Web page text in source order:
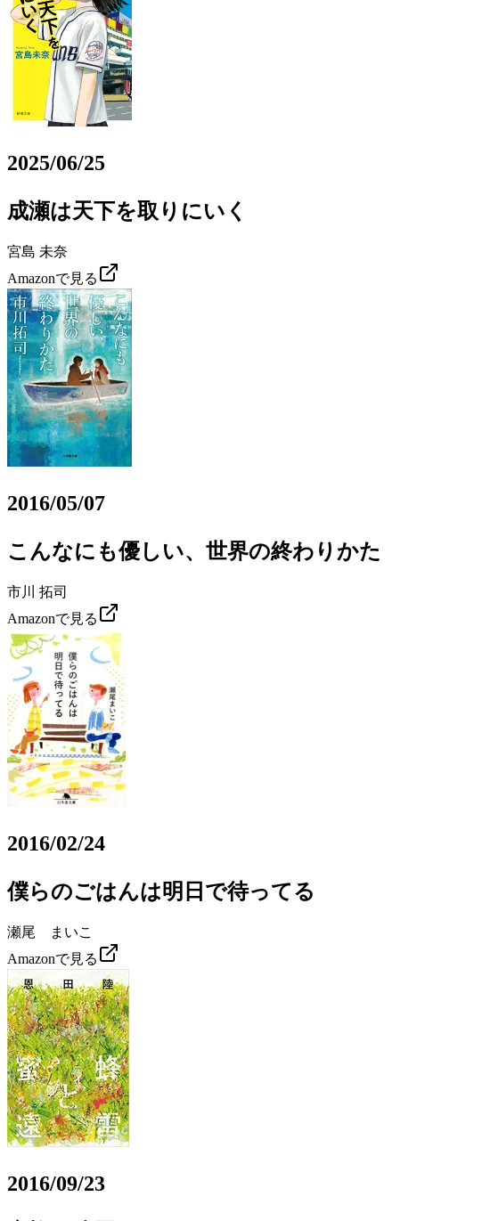
2025/06/25
成瀬は天下を取りにいく
宮島 未奈
Amazonで見る
2016/05/07
こんなにも優しい、世界の終わりかた
市川 拓司
Amazonで見る
2016/02/24
僕らのごはんは明日で待ってる
瀬尾 まいこ
Amazonで見る
2016/09/23